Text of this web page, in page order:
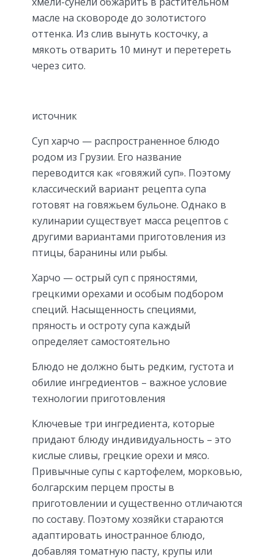
масле на сковороде до золотистого
оттенка. Из слив вынуть косточку, а
мякоть отварить 10 минут и перетереть
через сито.
источник
Суп харчо — распространенное блюдо
родом из Грузии. Его название
переводится как «говяжий суп». Поэтому
классический вариант рецепта супа
готовят на говяжьем бульоне. Однако в
кулинарии существует масса рецептов с
другими вариантами приготовления из
птицы, баранины или рыбы.
Харчо — острый суп с пряностями,
грецкими орехами и особым подбором
специй. Насыщенность специями,
пряность и остроту супа каждый
определяет самостоятельно
Блюдо не должно быть редким, густота и
обилие ингредиентов – важное условие
технологии приготовления
Ключевые три ингредиента, которые
придают блюду индивидуальность – это
кислые сливы, грецкие орехи и мясо.
Привычные супы с картофелем, морковью,
болгарским перцем просты в
приготовлении и существенно отличаются
по составу. Поэтому хозяйки стараются
адаптировать иностранное блюдо,
добавляя томатную пасту, крупы или